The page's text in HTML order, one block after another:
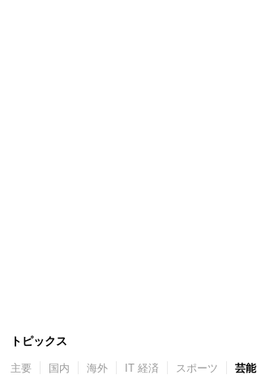
トピックス
主要 国内 海外 IT 経済 スポーツ 芸能